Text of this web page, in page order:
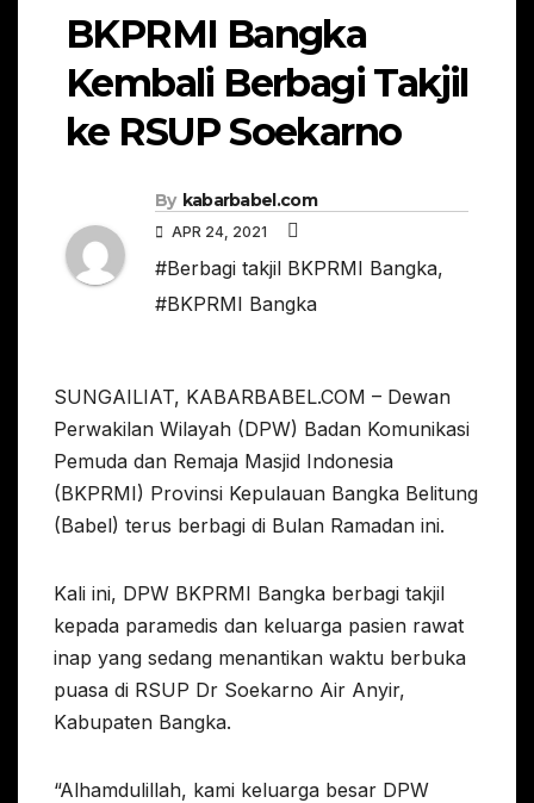
BKPRMI Bangka
Kembali Berbagi Takjil
ke RSUP Soekarno
By kabarbabel.com
APR 24, 2021
#Berbagi takjil BKPRMI Bangka,
#BKPRMI Bangka
SUNGAILIAT, KABARBABEL.COM – Dewan
Perwakilan Wilayah (DPW) Badan Komunikasi
Pemuda dan Remaja Masjid Indonesia
(BKPRMI) Provinsi Kepulauan Bangka Belitung
(Babel) terus berbagi di Bulan Ramadan ini.
Kali ini, DPW BKPRMI Bangka berbagi takjil
kepada paramedis dan keluarga pasien rawat
inap yang sedang menantikan waktu berbuka
puasa di RSUP Dr Soekarno Air Anyir,
Kabupaten Bangka.
“Alhamdulillah, kami keluarga besar DPW